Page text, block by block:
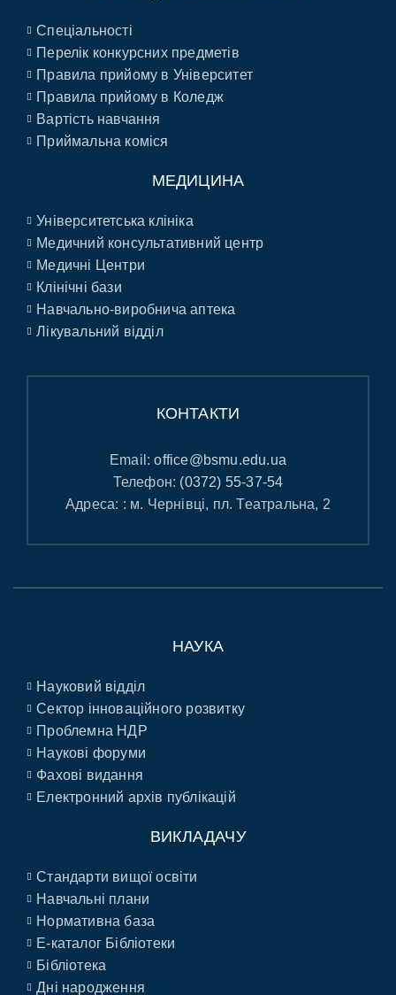
Спеціальності
Перелік конкурсних предметів
Правила прийому в Університет
Правила прийому в Коледж
Вартість навчання
Приймальна коміся
МЕДИЦИНА
Університетська клініка
Медичний консультативний центр
Медичні Центри
Клінічні бази
Навчально-виробнича аптека
Лікувальний відділ
КОНТАКТИ
Email:office@bsmu.edu.ua
Телефон: (0372) 55-37-54
Адреса: : м. Чернівці, пл. Театральна, 2
НАУКА
Науковий відділ
Сектор інноваційного розвитку
Проблемна НДР
Наукові форуми
Фахові видання
Електронний архів публікацій
ВИКЛАДАЧУ
Стандарти вищої освіти
Навчальні плани
Нормативна база
E-каталог Бібліотеки
Бібліотека
Дні народження